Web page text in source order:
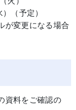
（予定）
が変更になる場合
資料をご確認の